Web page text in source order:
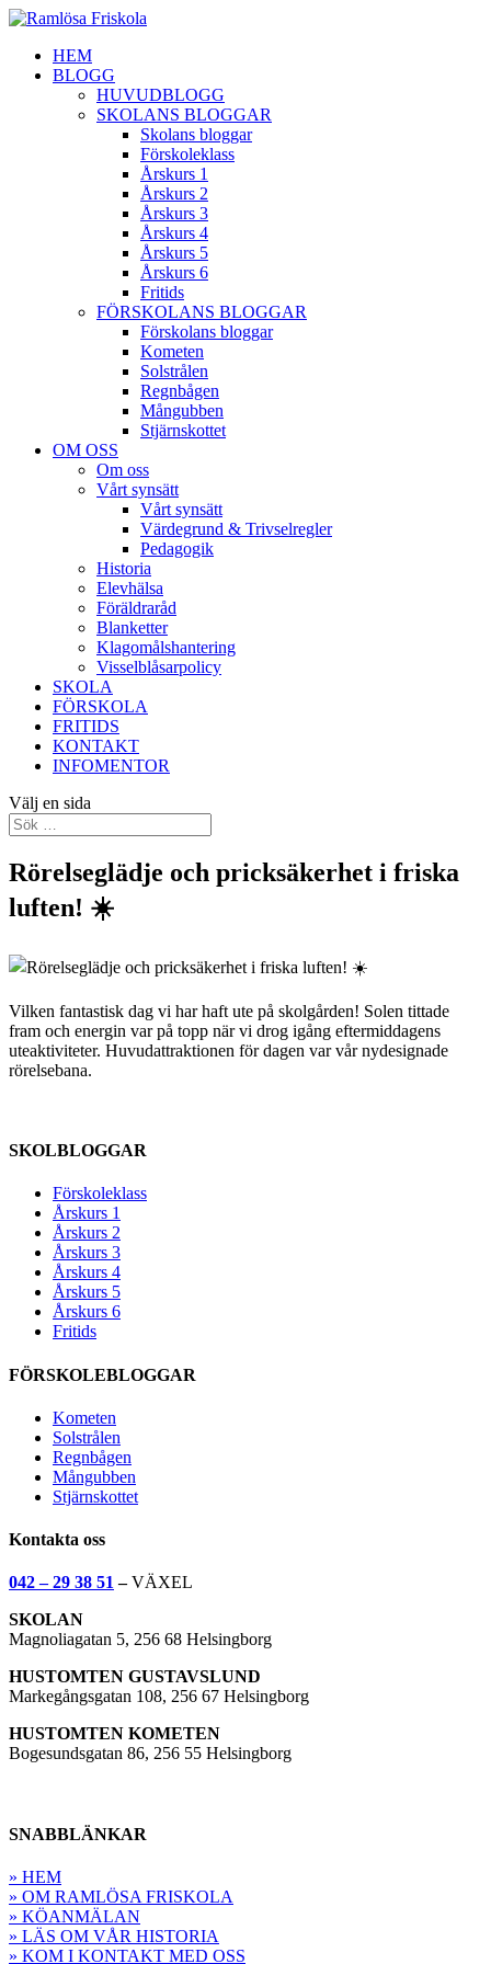
HEM
BLOGG
HUVUDBLOGG
SKOLANS BLOGGAR
Skolans bloggar
Förskoleklass
Årskurs 1
Årskurs 2
Årskurs 3
Årskurs 4
Årskurs 5
Årskurs 6
Fritids
FÖRSKOLANS BLOGGAR
Förskolans bloggar
Kometen
Solstrålen
Regnbågen
Mångubben
Stjärnskottet
OM OSS
Om oss
Vårt synsätt
Vårt synsätt
Värdegrund & Trivselregler
Pedagogik
Historia
Elevhälsa
Föräldraråd
Blanketter
Klagomålshantering
Visselblåsarpolicy
SKOLA
FÖRSKOLA
FRITIDS
KONTAKT
INFOMENTOR
Välj en sida
Rörelseglädje och pricksäkerhet i friska
luften! ☀️
Vilken fantastisk dag vi har haft ute på skolgården! Solen tittade
fram och energin var på topp när vi drog igång eftermiddagens
uteaktiviteter. Huvudattraktionen för dagen var vår nydesignade
rörelsebana.
SKOLBLOGGAR
Förskoleklass
Årskurs 1
Årskurs 2
Årskurs 3
Årskurs 4
Årskurs 5
Årskurs 6
Fritids
FÖRSKOLEBLOGGAR
Kometen
Solstrålen
Regnbågen
Mångubben
Stjärnskottet
Kontakta oss
042 – 29 38 51–VÄXEL
SKOLAN
Magnoliagatan 5, 256 68 Helsingborg
HUSTOMTEN GUSTAVSLUND
Markegångsgatan 108, 256 67 Helsingborg
HUSTOMTEN KOMETEN
Bogesundsgatan 86, 256 55 Helsingborg
SNABBLÄNKAR
» HEM
» OM RAMLÖSA FRISKOLA
» KÖANMÄLAN
» LÄS OM VÅR HISTORIA
» KOM I KONTAKT MED OSS